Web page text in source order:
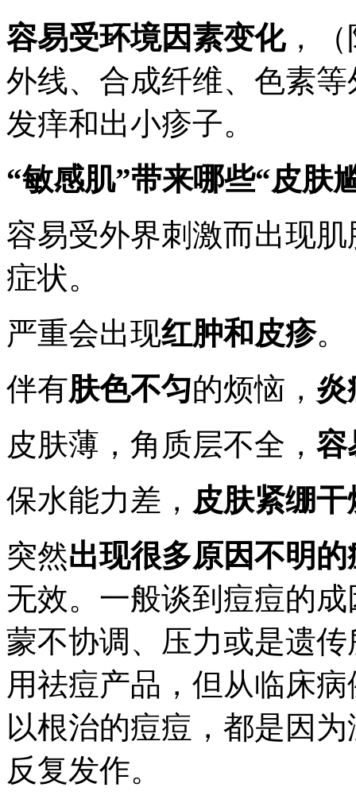
容易受环境因素变化，（
外线、合成纤维、色素
发痒和出小疹子。
“敏感肌”带来哪些“皮肤
容易受外界刺激而出现肌
症状。
严重会出现红肿和皮疹。
伴有肤色不匀的烦恼， 炎
皮肤薄，角质层不全， 容
保水能力差， 皮肤紧绷干
突然出现很多原因不明的
无效。一般谈到痘痘的
蒙不协调、压力或是遗
用祛痘产品，但从临床
以根治的痘痘，都是因
反复发作。